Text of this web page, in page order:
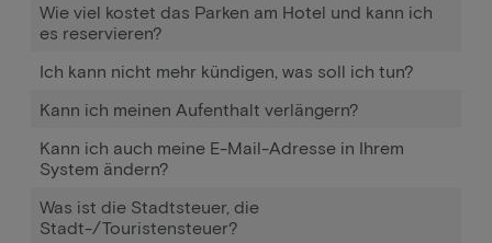
Wie viel kostet das Parken am Hotel und kann ich
es reservieren?
Ich kann nicht mehr kündigen, was soll ich tun?
Kann ich meinen Aufenthalt verlängern?
Kann ich auch meine E-Mail-Adresse in Ihrem
System ändern?
Was ist die Stadtsteuer, die
Stadt-/Touristensteuer?